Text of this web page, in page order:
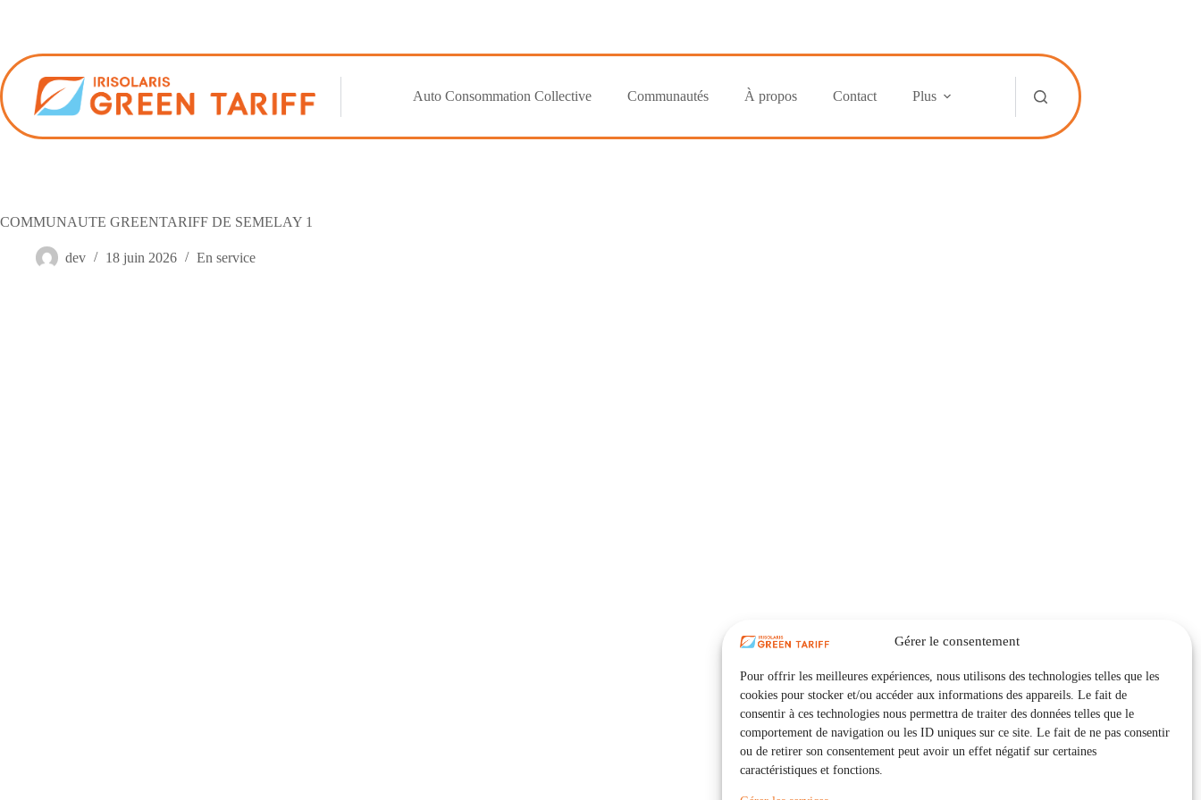
Gérer le consentement
Pour offrir les meilleures expériences, nous utilisons des technologies telles que les
cookies pour stocker et/ou accéder aux informations des appareils. Le fait de
consentir à ces technologies nous permettra de traiter des données telles que le
comportement de navigation ou les ID uniques sur ce site. Le fait de ne pas consentir
ou de retirer son consentement peut avoir un effet négatif sur certaines
caractéristiques et fonctions.
Auto Consommation Collective Communautés À propos Contact Plus
COMMUNAUTE GREENTARIFF DE SEMELAY 1
dev 18 juin 2026 En service